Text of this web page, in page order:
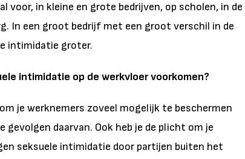
voor, in kleine en grote bedrijven, op scholen, in de
In een groot bedrijf met een groot verschil in de
intimidatie groter.
intimidatie op de werkvloer voorkomen?
je werknemers zoveel mogelijk te beschermen
daarvan. Ook heb je de plicht om je
seksuele intimidatie door partijen buiten het